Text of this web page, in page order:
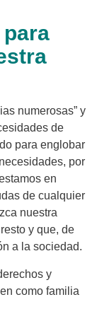
numerosas” y
de
para englobar
por
en
de cualquier
nuestra
y que, de
a la sociedad.
y
como familia